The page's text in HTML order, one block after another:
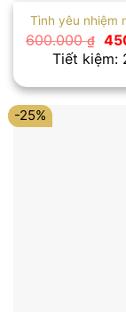
Tình yêu nhiệm
600.000₫ Giá
là:
Tiết kiệm:
-25%